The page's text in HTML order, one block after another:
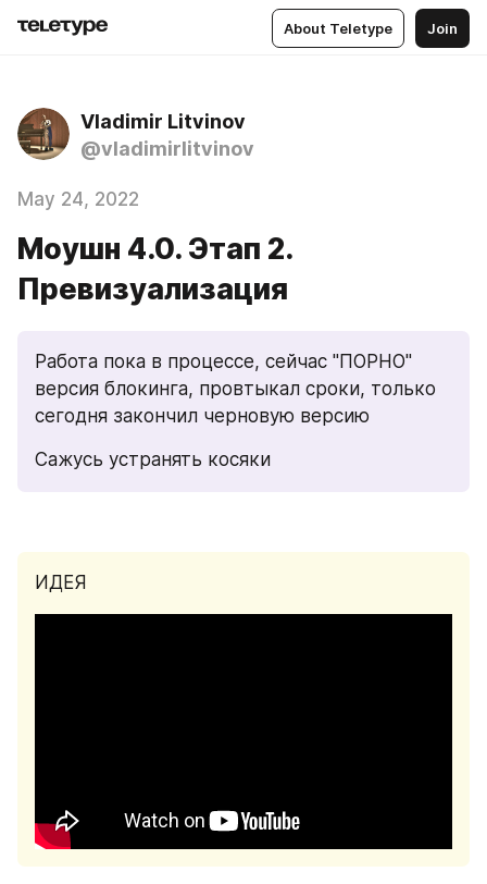
About Teletype Join
Vladimir Litvinov
@vladimirlitvinov
May 24, 2022
Моушн 4.0. Этап 2.
Превизуализация
Работа пока в процессе, сейчас "ПОРНО"
версия блокинга, провтыкал сроки, только
сегодня закончил черновую версию
Сажусь устранять косяки
ИДЕЯ